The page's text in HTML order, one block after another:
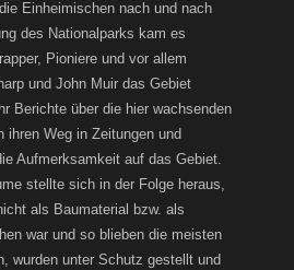
Einheimischen nach und nach
des Nationalparks kam es
Pioniere und vor allem
und John Muir das Gebiet
Berichte über die hier wachsenden
ihren Weg in Zeitungen und
Aufmerksamkeit auf das Gebiet.
stellte sich in der Folge heraus,
als Baumaterial bzw. als
war und so blieben die meisten
wurden unter Schutz gestellt und